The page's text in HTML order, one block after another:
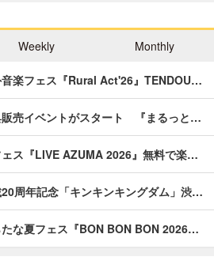
Weekly Monthly
楽フェス『Rural Act'26』TENDOU…
販売イベントがスタート 『まるっと…
ス『LIVE AZUMA 2026』無料で楽…
20周年記念「キンキンキングダム」渋…
な夏フェス『BON BON BON 2026…